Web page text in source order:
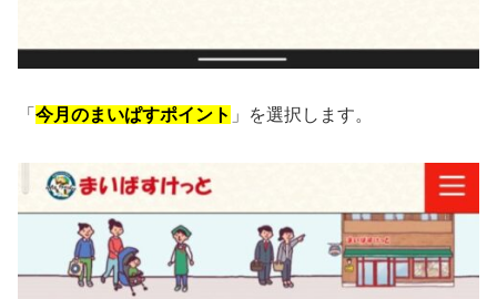
「 今月のまいぱすポイント 」を選択します。